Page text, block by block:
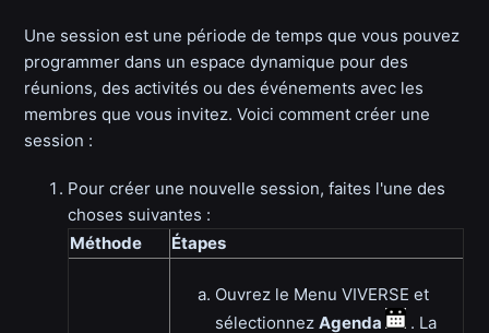
Une session est une période de temps que vous pouvez
programmer dans un espace dynamique pour des
réunions, des activités ou des événements avec les
membres que vous invitez. Voici comment créer une
session :
Pour créer une nouvelle session, faites l'une des
choses suivantes :
Méthode
Étapes
Ouvrez le Menu VIVERSE et
sélectionnezAgenda
. La